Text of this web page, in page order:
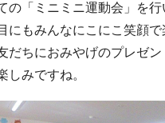
の「ミニミニ運動会」を
にもみんなにこにこ笑顔で
だちにおみやげのプレゼン
しみですね。